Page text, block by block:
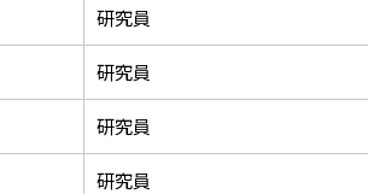
研究員
研究員
研究員
研究員